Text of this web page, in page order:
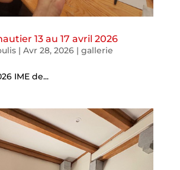
13 au 17 avril 2026
| Avr 28, 2026| gallerie
IME de...